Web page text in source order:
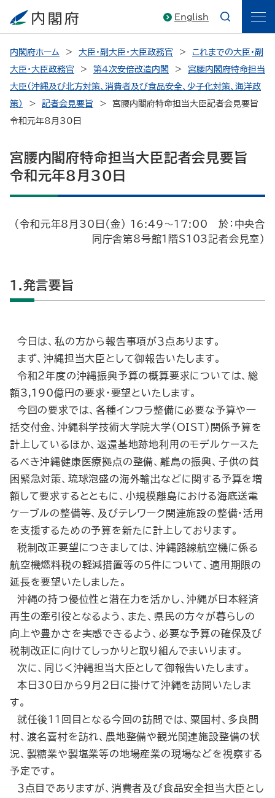
English
内閣府ホーム 大臣・副大臣・大臣政務官
これまでの大臣・副
大臣・大臣政務官
第4次安倍改造内閣
宮腰内閣府特命担当
大臣（沖縄及び北方対策、消費者及び食品安全、少子化対策、海洋政
策）
記者会見要旨
宮腰内閣府特命担当大臣記者会見要旨
令和元年8月30日
宮腰内閣府特命担当大臣記者会見要旨
令和元年8月30日
（令和元年8月30日（金） 16:49～17:00 於：中央合
同庁舎第8号館1階S103記者会見室）
1.発言要旨
今日は、私の方から報告事項が３点あります。
まず、沖縄担当大臣として御報告いたします。
令和２年度の沖縄振興予算の概算要求については、総
額3,190億円の要求・要望といたします。
今回の要求では、各種インフラ整備に必要な予算や一
括交付金、沖縄科学技術大学院大学（OIST）関係予算を
計上しているほか、返還基地跡地利用のモデルケースた
るべき沖縄健康医療拠点の整備、離島の振興、子供の貧
困緊急対策、琉球泡盛の海外輸出などに関する予算を増
額して要求するとともに、小規模離島における海底送電
ケーブルの整備等、及びテレワーク関連施設の整備・活用
を支援するための予算を新たに計上しております。
税制改正要望につきましては、沖縄路線航空機に係る
航空機燃料税の軽減措置等の５件について、適用期限の
延長を要望いたしました。
沖縄の持つ優位性と潜在力を活かし、沖縄が日本経済
再生の牽引役となるよう、また、県民の方々が暮らしの
向上や豊かさを実感できるよう、必要な予算の確保及び
税制改正に向けてしっかりと取り組んでまいります。
次に、同じく沖縄担当大臣として御報告いたします。
本日30日から９月２日に掛けて沖縄を訪問いたしま
す。
就任後11回目となる今回の訪問では、粟国村、多良間
村、渡名喜村を訪れ、農地整備や観光関連施設整備の状
況、製糖業や製塩業等の地場産業の現場などを視察する
予定です。
３点目でありますが、消費者及び食品安全担当大臣とし